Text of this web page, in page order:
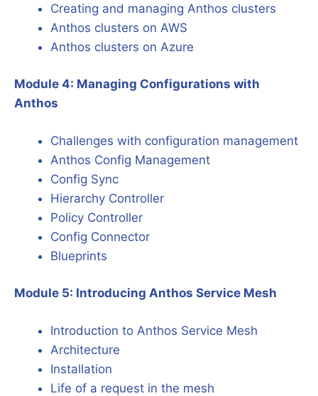
Creating and managing Anthos clusters
Anthos clusters on AWS
Anthos clusters on Azure
Module 4: Managing Configurations with
Anthos
Challenges with configuration management
Anthos Config Management
Config Sync
Hierarchy Controller
Policy Controller
Config Connector
Blueprints
Module 5: Introducing Anthos Service Mesh
Introduction to Anthos Service Mesh
Architecture
Installation
Life of a request in the mesh